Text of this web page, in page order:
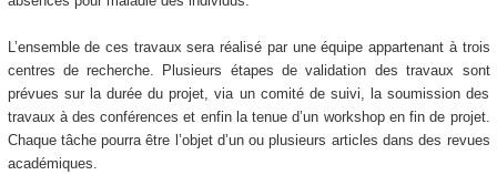
L’ensemble de ces travaux sera réalisé par une équipe appartenant à trois
centres de recherche. Plusieurs étapes de validation des travaux sont
prévues sur la durée du projet, via un comité de suivi, la soumission des
travaux à des conférences et enfin la tenue d’un workshop en fin de projet.
Chaque tâche pourra être l’objet d’un ou plusieurs articles dans des revues
académiques.